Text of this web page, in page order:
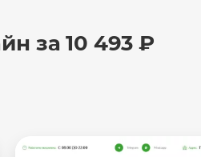
за 10 493 ₽